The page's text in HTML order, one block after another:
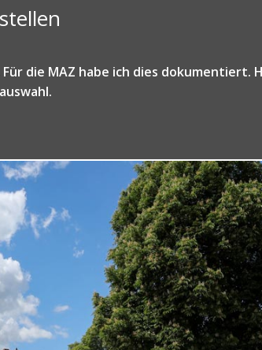
die MAZ habe ich dies dokumentiert.